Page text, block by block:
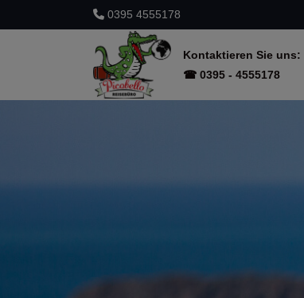
0395 4555178
Kontaktieren Sie uns:
☎ 0395 - 4555178